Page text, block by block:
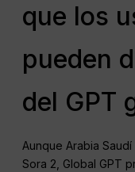
que los
pueden
del GPT
Aunque Arabia
Sora 2, Global GPT